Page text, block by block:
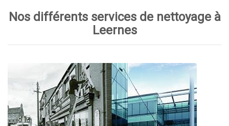
Nos différents services de nettoyage à
Leernes